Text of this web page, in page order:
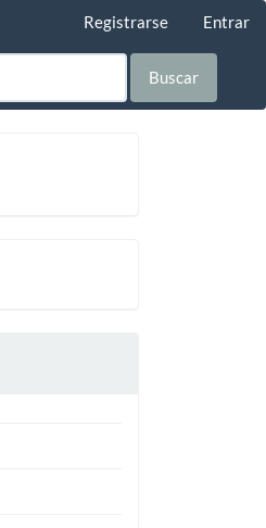
Registrarse Entrar
Buscar